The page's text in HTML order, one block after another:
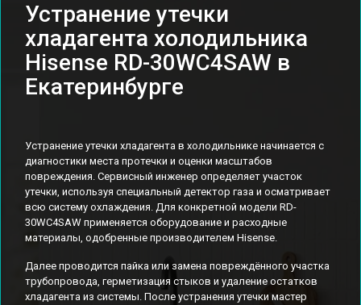
Устранение утечки
хладагента холодильника
Hisense RD-30WC4SAW в
Екатеринбурге
Устранение утечки хладагента в холодильнике начинается с
диагностики места протечки и оценки масштабов
повреждения. Сервисный инженер определяет участок
утечки, используя специальный детектор газа и осматривает
всю систему охлаждения. Для конкретной модели RD-
30WC4SAW применяется оборудование и расходные
материалы, одобренные производителем Hisense.
Далее проводится пайка или замена повреждённого участка
трубопровода, герметизация стыков и удаление остатков
хладагента из системы. После устранения утечки мастер